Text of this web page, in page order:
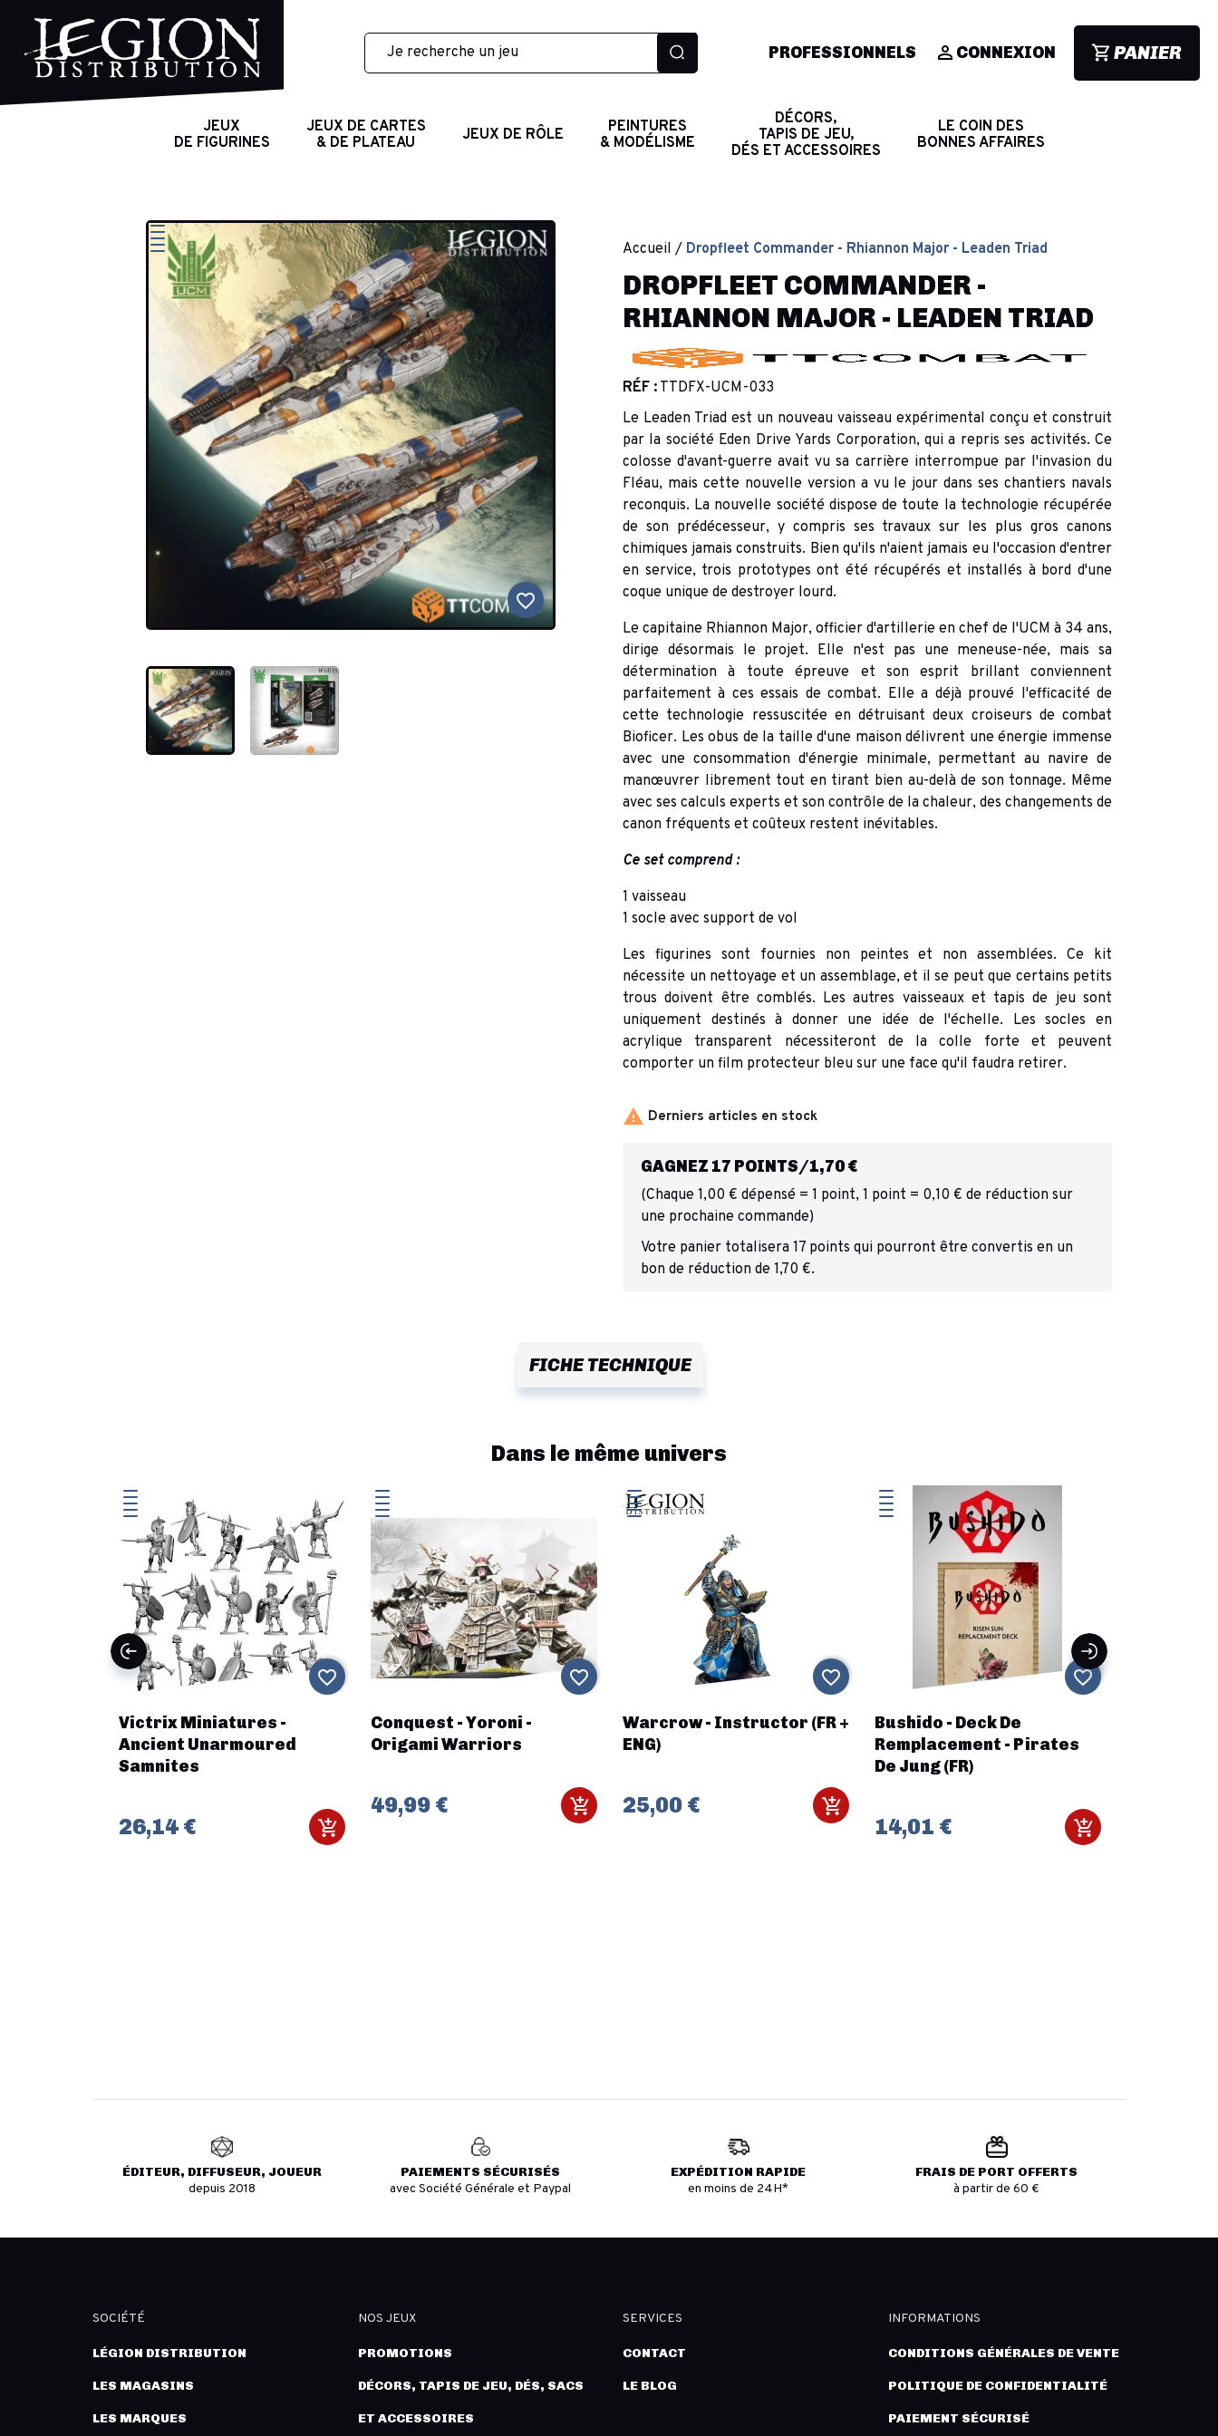
PROFESSIONNELS CONNEXION PANIER
JEUX
DE FIGURINES
JEUX DE CARTES
& DE PLATEAU
JEUX DE RÔLE
PEINTURES
& MODÉLISME
DÉCORS,
TAPIS DE JEU,
DÉS ET ACCESSOIRES
LE COIN DES
BONNES AFFAIRES
favorite_border
Accueil Dropfleet Commander - Rhiannon Major - Leaden Triad
DROPFLEET COMMANDER -
RHIANNON MAJOR - LEADEN TRIAD
RÉF : TTDFX-UCM-033
Le Leaden Triad est un nouveau vaisseau expérimental conçu et construit
par la société Eden Drive Yards Corporation, qui a repris ses activités. Ce
colosse d'avant-guerre avait vu sa carrière interrompue par l'invasion du
Fléau, mais cette nouvelle version a vu le jour dans ses chantiers navals
reconquis. La nouvelle société dispose de toute la technologie récupérée
de son prédécesseur, y compris ses travaux sur les plus gros canons
chimiques jamais construits. Bien qu'ils n'aient jamais eu l'occasion d'entrer
en service, trois prototypes ont été récupérés et installés à bord d'une
coque unique de destroyer lourd.
Le capitaine Rhiannon Major, officier d'artillerie en chef de l'UCM à 34 ans,
dirige désormais le projet. Elle n'est pas une meneuse-née, mais sa
détermination à toute épreuve et son esprit brillant conviennent
parfaitement à ces essais de combat. Elle a déjà prouvé l'efficacité de
cette technologie ressuscitée en détruisant deux croiseurs de combat
Bioficer. Les obus de la taille d'une maison délivrent une énergie immense
avec une consommation d'énergie minimale, permettant au navire de
manœuvrer librement tout en tirant bien au-delà de son tonnage. Même
avec ses calculs experts et son contrôle de la chaleur, des changements de
canon fréquents et coûteux restent inévitables.
Ce set comprend :
1 vaisseau
1 socle avec support de vol
Les figurines sont fournies non peintes et non assemblées. Ce kit
nécessite un nettoyage et un assemblage, et il se peut que certains petits
trous doivent être comblés. Les autres vaisseaux et tapis de jeu sont
uniquement destinés à donner une idée de l'échelle. Les socles en
acrylique transparent nécessiteront de la colle forte et peuvent
comporter un film protecteur bleu sur une face qu'il faudra retirer.
 Derniers articles en stock
GAGNEZ 17 POINTS/1,70 €
(Chaque 1,00 € dépensé = 1 point, 1 point = 0,10 € de réduction sur
une prochaine commande)
Votre panier totalisera 17 points qui pourront être convertis en un
bon de réduction de 1,70 €.
FICHE TECHNIQUE
Dans le même univers
Victrix Miniatures -
Ancient Unarmoured
Samnites
26,14 €
favorite_border
Conquest - Yoroni -
Origami Warriors
49,99 €
favorite_border
Warcrow - Instructor (FR +
ENG)
25,00 €
favorite_border
Bushido - Deck De
Remplacement - Pirates
De Jung (FR)
14,01 €
favorite_border
ÉDITEUR, DIFFUSEUR, JOUEUR
depuis 2018
PAIEMENTS SÉCURISÉS
avec Société Générale et Paypal
EXPÉDITION RAPIDE
en moins de 24H*
FRAIS DE PORT OFFERTS
à partir de 60 €
SOCIÉTÉ
LÉGION DISTRIBUTION
LES MAGASINS
LES MARQUES
NOS JEUX
PROMOTIONS
DÉCORS, TAPIS DE JEU, DÉS, SACS
ET ACCESSOIRES
SERVICES
CONTACT
LE BLOG
INFORMATIONS
CONDITIONS GÉNÉRALES DE VENTE
POLITIQUE DE CONFIDENTIALITÉ
PAIEMENT SÉCURISÉ